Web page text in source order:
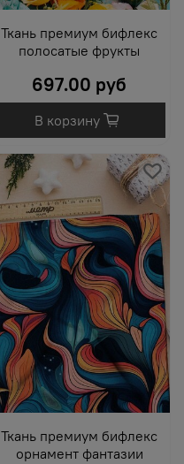
Ткань премиум бифлекс
полосатые фрукты
697.00 руб
В корзину
Ткань премиум бифлекс
орнамент фантазии